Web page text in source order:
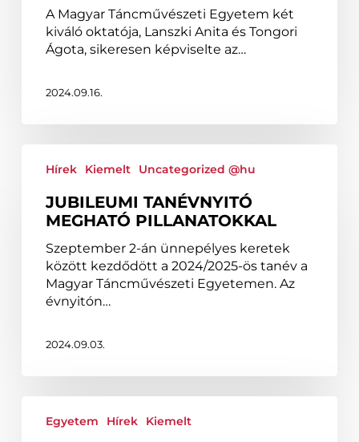
Konferencián
A Magyar Táncművészeti Egyetem két
kiváló oktatója, Lanszki Anita és Tongori
Ágota, sikeresen képviselte az…
2024.09.16.
tanévnyitó
pillanatokkal
Hírek Kiemelt Uncategorized @hu
JUBILEUMI TANÉVNYITÓ
MEGHATÓ PILLANATOKKAL
Szeptember 2-án ünnepélyes keretek
között kezdődött a 2024/2025-ös tanév a
Magyar Táncművészeti Egyetemen. Az
évnyitón…
2024.09.03.
Egyetem Hírek Kiemelt